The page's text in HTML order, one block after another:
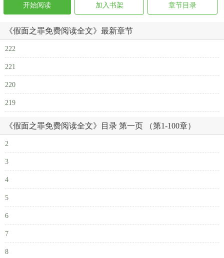
开始阅读 加入书架 章节目录
《假面之罪免费阅读全文》最新章节
222
221
220
219
《假面之罪免费阅读全文》目录 第一页 （第1-100章）
2
3
4
5
6
7
8